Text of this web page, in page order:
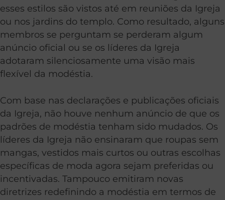
esses estilos são vistos até em reuniões da Igreja
ou nos jardins do templo. Como resultado, alguns
membros se perguntam se perderam algum
anúncio oficial ou se os líderes da Igreja
adotaram silenciosamente uma visão mais
flexível da modéstia.
Com base nas declarações e publicações oficiais
da Igreja, não houve nenhum anúncio de que os
padrões de modéstia tenham sido mudados. Os
líderes da Igreja não ensinaram que roupas sem
mangas, vestidos mais curtos ou outras escolhas
específicas de moda agora sejam preferidas ou
incentivadas. Tampouco emitiram novas
diretrizes redefinindo a modéstia em termos de